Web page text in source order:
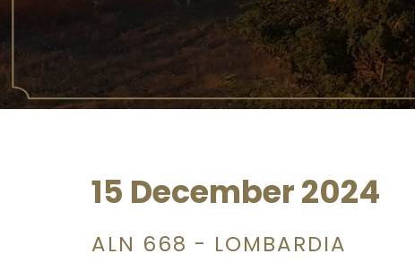
15 December 2024
ALN 668 - LOMBARDIA